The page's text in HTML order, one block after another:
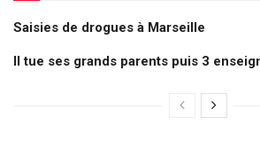
Saisies de drogues à Marseille
Il tue ses grands parents puis 3